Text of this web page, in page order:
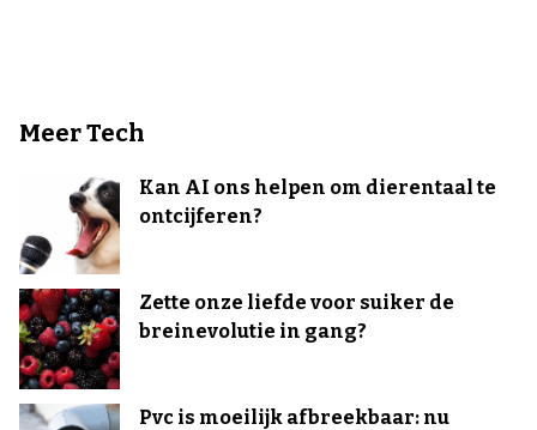
Meer Tech
Kan AI ons helpen om dierentaal te
ontcijferen?
Zette onze liefde voor suiker de
breinevolutie in gang?
Pvc is moeilijk afbreekbaar: nu